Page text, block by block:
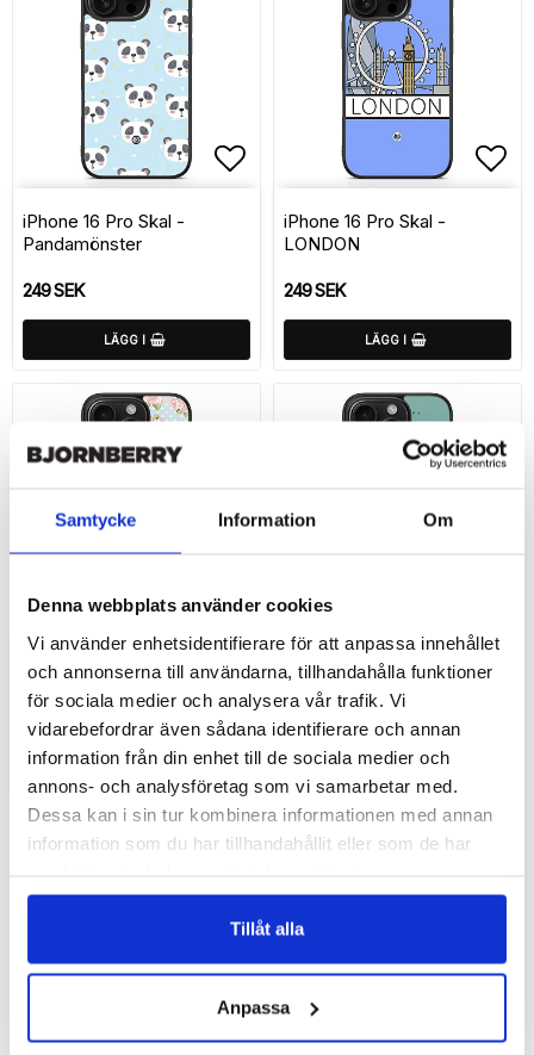
Samtycke Information Om
Denna webbplats använder cookies
Vi använder enhetsidentifierare för att anpassa innehållet
och annonserna till användarna, tillhandahålla funktioner
för sociala medier och analysera vår trafik. Vi
vidarebefordrar även sådana identifierare och annan
information från din enhet till de sociala medier och
annons- och analysföretag som vi samarbetar med.
Dessa kan i sin tur kombinera informationen med annan
information som du har tillhandahållit eller som de har
Tillåt alla
Anpassa
Lägg till i favoritlistan
iPhone 16 Pro Skal -
Pandamönster
249 SEK
LÄGG I
iPhone 16 Pro Skal -
LONDON
249 SEK
LÄGG I
Lägg till i favoritlistan
iPhone 16 Pro Skal - Rosor
249 SEK
LÄGG I
iPhone 16 Pro Skal - Slow
down Sengångare
249 SEK
LÄGG I